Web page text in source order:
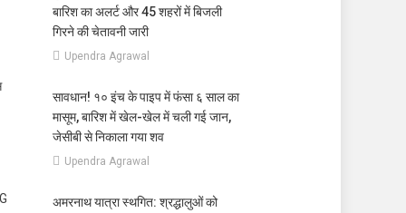
बारिश का अलर्ट और 45 शहरों में बिजली
गिरने की चेतावनी जारी
Upendra Agrawal
सावधान! १० इंच के पाइप में फंसा ६ साल का
मासूम, बारिश में खेल-खेल में चली गई जान,
जेसीबी से निकाला गया शव
Upendra Agrawal
अमरनाथ यात्रा स्थगित: श्रद्धालुओं को